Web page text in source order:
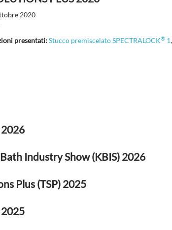
2020
presentati:Stucco premiscelato SPECTRALOCK®1,
Industry Show (KBIS) 2026
Plus (TSP) 2025